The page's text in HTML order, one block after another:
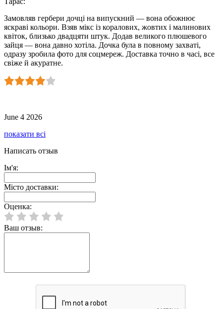
Замовляв гербери дочці на випускний — вона обожнює
яскраві кольори. Взяв мікс із коралових, жовтих і малинових
квіток, близько двадцяти штук. Додав великого плюшевого
зайця — вона давно хотіла. Дочка була в повному захваті,
одразу зробила фото для соцмереж. Доставка точно в часі, все
свіже й акуратне.
June 4 2026
показати всі
Написать отзыв
Ім'я:
Місто доставки:
Оценка:
Ваш отзыв: